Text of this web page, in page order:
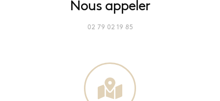
Nous appeler
02 79 02 19 85